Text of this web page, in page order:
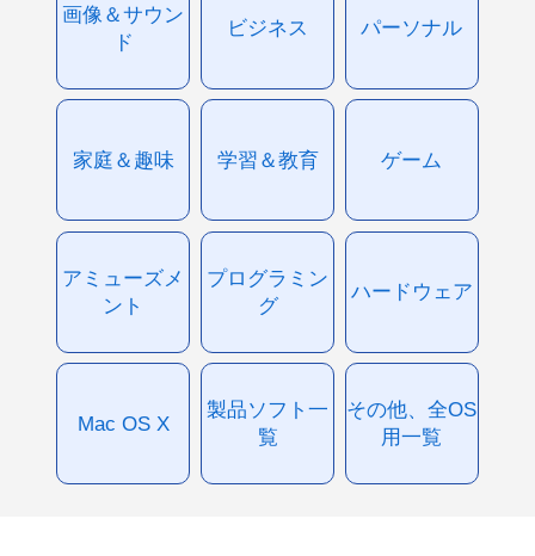
画像＆サウン
ド
ビジネス パーソナル
家庭＆趣味 学習＆教育 ゲーム
アミューズメ
ント
プログラミン
グ
ハードウェア
Mac OS X
製品ソフト一
覧
その他、全OS
用一覧